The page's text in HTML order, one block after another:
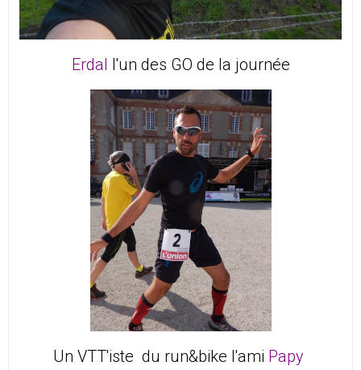
Erdal l'un des GO de la journée
Un VTT'iste du run&bike l'ami Papy